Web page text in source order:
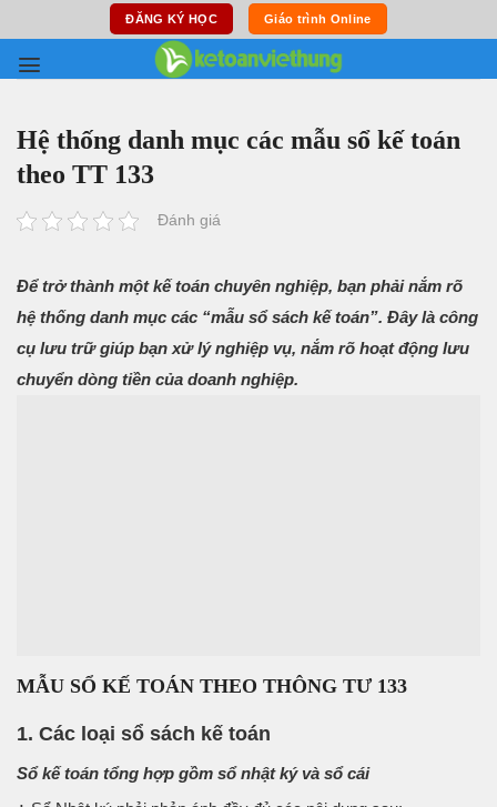
content
ĐĂNG KÝ HỌC Giáo trình Online
Hệ thống danh mục các mẫu sổ kế toán
theo TT 133
Đánh giá
Để trở thành một kế toán chuyên nghiệp, bạn phải nắm rõ
hệ thống danh mục các “mẫu sổ sách kế toán”. Đây là công
cụ lưu trữ giúp bạn xử lý nghiệp vụ, nắm rõ hoạt động lưu
chuyển dòng tiền của doanh nghiệp.
MẪU SỔ KẾ TOÁN THEO THÔNG TƯ 133
1. Các loại sổ sách kế toán
Sổ kế toán tổng hợp gồm sổ nhật ký và sổ cái